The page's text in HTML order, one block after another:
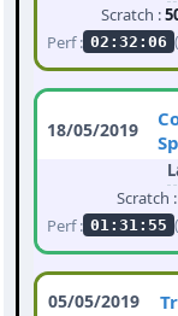
Scratch :
Perf : 02:32:06
18/05/2019
Scratch :
Perf : 01:31:55
05/05/2019